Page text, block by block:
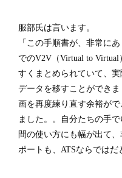
服部氏は言います。
「この手順書が、非常に
でのV2V（Virtual to
すくまとめられていて、
データを移すことができ
画を再度練り直す余裕が
ました。。自分たちの手
間の使い方にも幅が出て
ポートも、ATSならではだ